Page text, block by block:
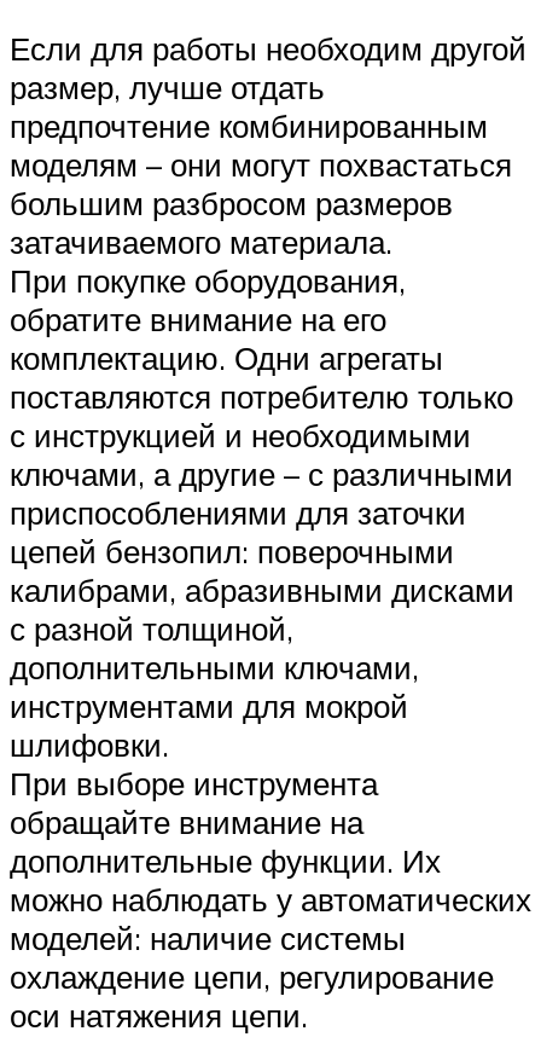
Если для работы необходим другой
размер, лучше отдать
предпочтение комбинированным
моделям – они могут похвастаться
большим разбросом размеров
затачиваемого материала.
При покупке оборудования,
обратите внимание на его
комплектацию. Одни агрегаты
поставляются потребителю только
с инструкцией и необходимыми
ключами, а другие – с различными
приспособлениями для заточки
цепей бензопил: поверочными
калибрами, абразивными дисками
с разной толщиной,
дополнительными ключами,
инструментами для мокрой
шлифовки.
При выборе инструмента
обращайте внимание на
дополнительные функции. Их
можно наблюдать у автоматических
моделей: наличие системы
охлаждение цепи, регулирование
оси натяжения цепи.